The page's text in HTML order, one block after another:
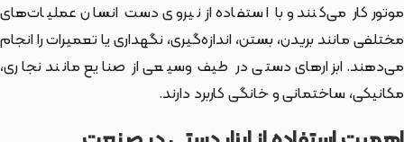
موتور کار می‌کنند و با استفاده از نیروی دست انسان عملیات‌های
مختلفی مانند بریدن، بستن، اندازه‌گیری، نگهداری یا تعمیرات را انجام
می‌دهند. ابزارهای دستی در طیف وسیعی از صنایع مانند نجاری،
مکانیکی، ساختمانی و خانگی کاربرد دارند.